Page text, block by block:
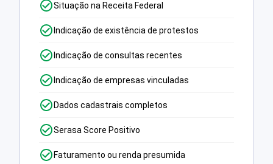
Situação na Receita Federal
Indicação de existência de protestos
Indicação de consultas recentes
Indicação de empresas vinculadas
Dados cadastrais completos
Serasa Score Positivo
Faturamento ou renda presumida